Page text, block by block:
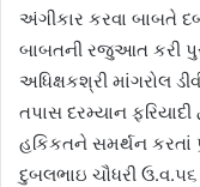
અંગીકાર કરવા બાબતે
બાબતની રજુઆત કરી
અધિક્ષકશ્રી માંગરોલ
તપાસ દરમ્યાન
હકિકતને સમર્થન કરતાં
દુબલભાઇ ચૌધરી